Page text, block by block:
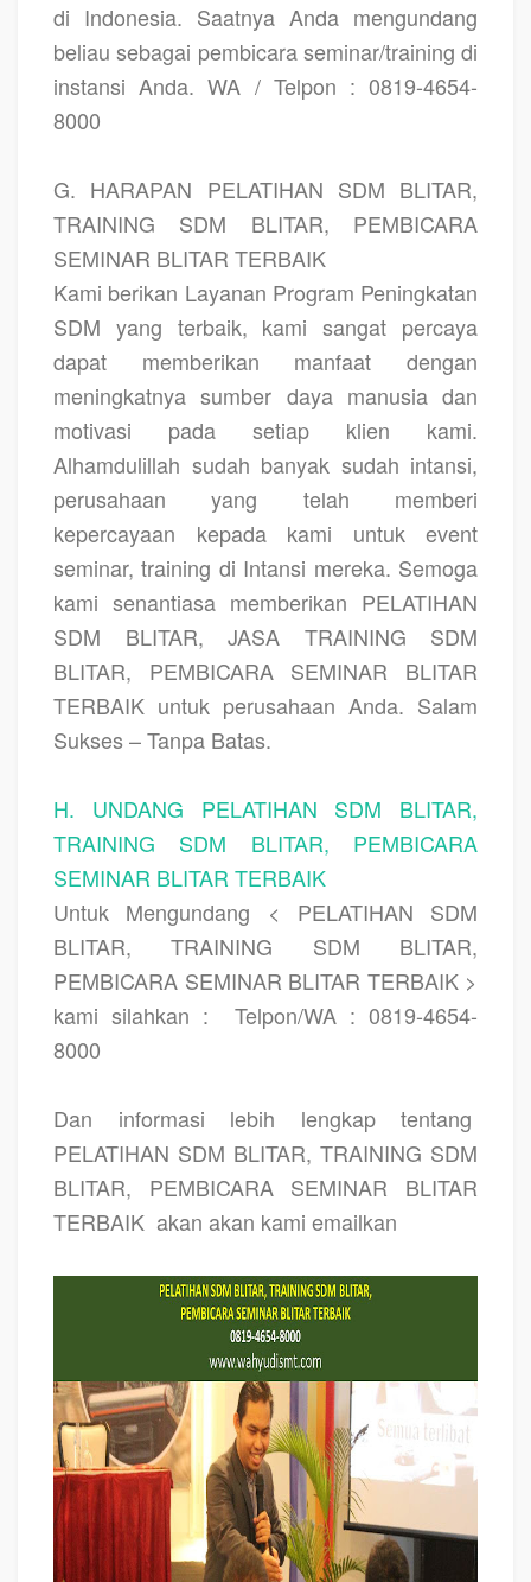
di Indonesia. Saatnya Anda mengundang
beliau sebagai pembicara seminar/training di
instansi Anda. WA / Telpon : 0819-4654-
8000
G. HARAPAN PELATIHAN SDM BLITAR,
TRAINING SDM BLITAR, PEMBICARA
SEMINAR BLITAR TERBAIK
Kami berikan Layanan Program Peningkatan
SDM yang terbaik, kami sangat percaya
dapat memberikan manfaat dengan
meningkatnya sumber daya manusia dan
motivasi pada setiap klien kami.
Alhamdulillah sudah banyak sudah intansi,
perusahaan yang telah memberi
kepercayaan kepada kami untuk event
seminar, training di Intansi mereka. Semoga
kami senantiasa memberikan PELATIHAN
SDM BLITAR, JASA TRAINING SDM
BLITAR, PEMBICARA SEMINAR BLITAR
TERBAIK untuk perusahaan Anda. Salam
Sukses – Tanpa Batas.
H. UNDANG PELATIHAN SDM BLITAR,
TRAINING SDM BLITAR, PEMBICARA
SEMINAR BLITAR TERBAIK
Untuk Mengundang < PELATIHAN SDM
BLITAR, TRAINING SDM BLITAR,
PEMBICARA SEMINAR BLITAR TERBAIK >
kami silahkan :
Telpon/WA : 0819-4654-
8000
Dan informasi lebih lengkap tentang
PELATIHAN SDM BLITAR, TRAINING SDM
BLITAR, PEMBICARA SEMINAR BLITAR
TERBAIK akan akan kami emailkan